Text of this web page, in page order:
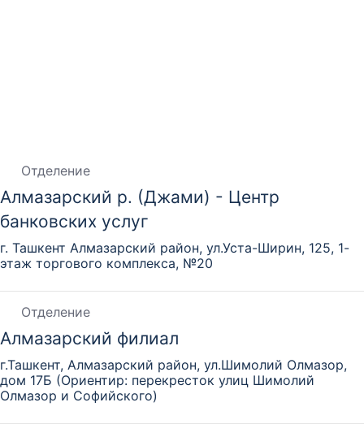
Отделение
Алмазарский р. (Джами) - Центр
банковских услуг
г. Ташкент Алмазарский район, ул.Уста-Ширин, 125, 1-
этаж торгового комплекса, №20
Отделение
Алмазарский филиал
г.Ташкент, Алмазарский район, ул.Шимолий Олмазор,
дом 17Б (Ориентир: перекресток улиц Шимолий
Олмазор и Софийского)